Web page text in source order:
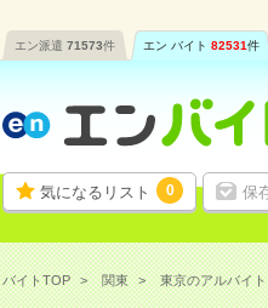
エン派遣 71573件 エン バイト 82531件
気になるリスト 0 保
バイトTOP 関東 東京のアルバイ